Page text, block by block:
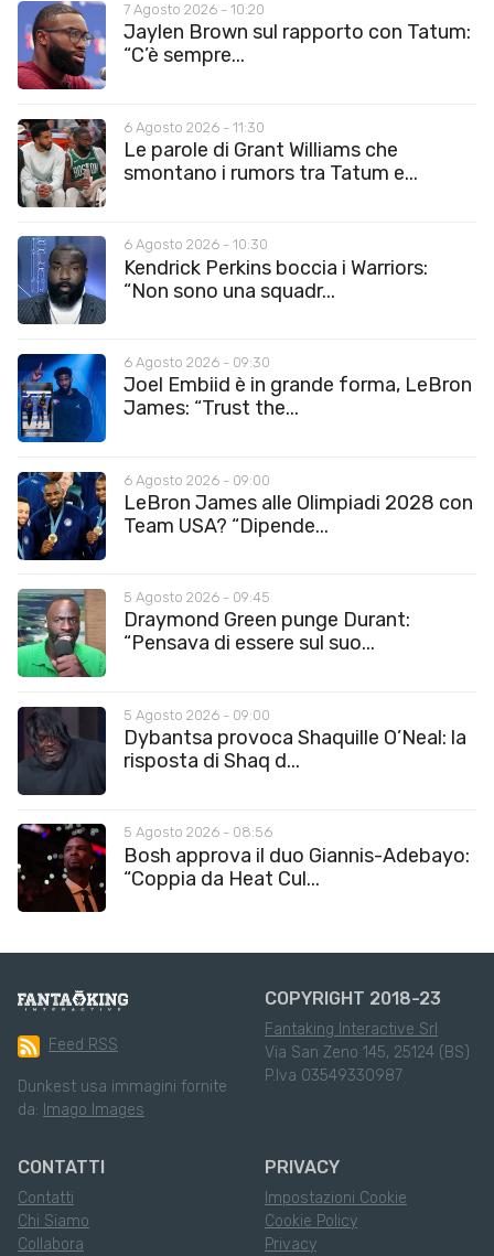
7 Agosto 2026 - 10:20
Jaylen Brown sul rapporto con Tatum:
“C’è sempre...
6 Agosto 2026 - 11:30
Le parole di Grant Williams che
smontano i rumors tra Tatum e...
6 Agosto 2026 - 10:30
Kendrick Perkins boccia i Warriors:
“Non sono una squadr...
6 Agosto 2026 - 09:30
Joel Embiid è in grande forma, LeBron
James: “Trust the...
6 Agosto 2026 - 09:00
LeBron James alle Olimpiadi 2028 con
Team USA? “Dipende...
5 Agosto 2026 - 09:45
Draymond Green punge Durant:
“Pensava di essere sul suo...
5 Agosto 2026 - 09:00
Dybantsa provoca Shaquille O’Neal: la
risposta di Shaq d...
5 Agosto 2026 - 08:56
Bosh approva il duo Giannis-Adebayo:
“Coppia da Heat Cul...
Feed RSS
Dunkest usa immagini fornite
da: Imago Images
COPYRIGHT 2018-23
Fantaking Interactive Srl
Via San Zeno 145, 25124 (BS)
P.Iva 03549330987
CONTATTI
Contatti
Chi Siamo
Collabora
PRIVACY
Impostazioni Cookie
Cookie Policy
Privacy